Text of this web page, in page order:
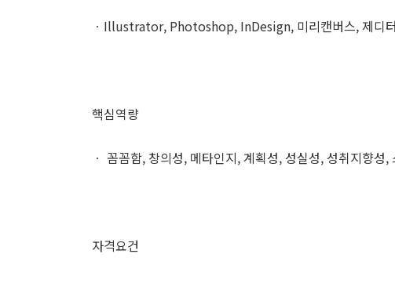
ㆍIllustrator, Photoshop, InDesign, 미리캔버스, 제디터
핵심역량
ㆍ 꼼꼼함, 창의성, 메타인지, 계획성, 성실성, 성취지향
자격요건